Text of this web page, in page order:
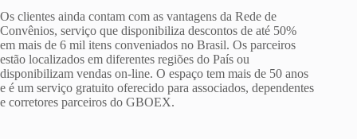
Os clientes ainda contam com as vantagens da Rede de
Convênios, serviço que disponibiliza descontos de até 50%
em mais de 6 mil itens conveniados no Brasil. Os parceiros
estão localizados em diferentes regiões do País ou
disponibilizam vendas on-line. O espaço tem mais de 50 anos
e é um serviço gratuito oferecido para associados, dependentes
e corretores parceiros do GBOEX.